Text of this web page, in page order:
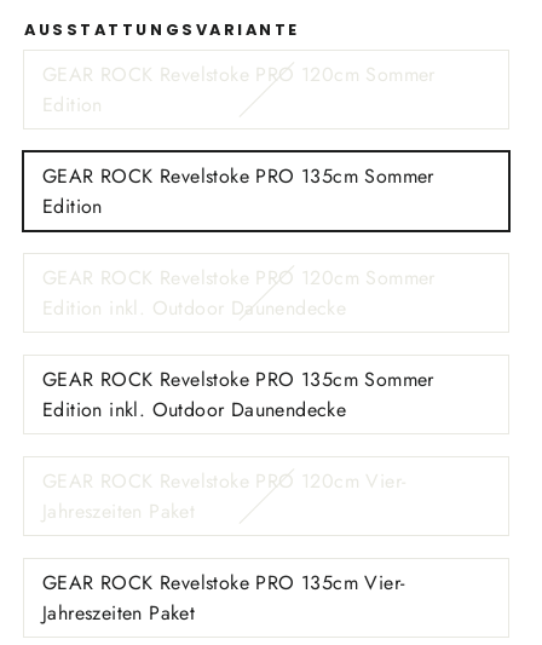
AUSSTATTUNGSVARIANTE
GEAR ROCK Revelstoke PRO 120cm Sommer
Edition
GEAR ROCK Revelstoke PRO 135cm Sommer
Edition
GEAR ROCK Revelstoke PRO 120cm Sommer
Edition inkl. Outdoor Daunendecke
GEAR ROCK Revelstoke PRO 135cm Sommer
Edition inkl. Outdoor Daunendecke
GEAR ROCK Revelstoke PRO 120cm Vier-
Jahreszeiten Paket
GEAR ROCK Revelstoke PRO 135cm Vier-
Jahreszeiten Paket